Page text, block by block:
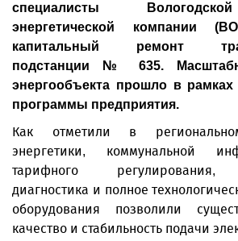
специалисты
энергетической компании
капитальный ремонт
подстанции № 635.
энергообъекта прошло в рамках
программы предприятия.
Как отметили в
энергетики, коммунальной
тарифного регулирования,
диагностика и полное
оборудования позволили
качество и стабильность подачи